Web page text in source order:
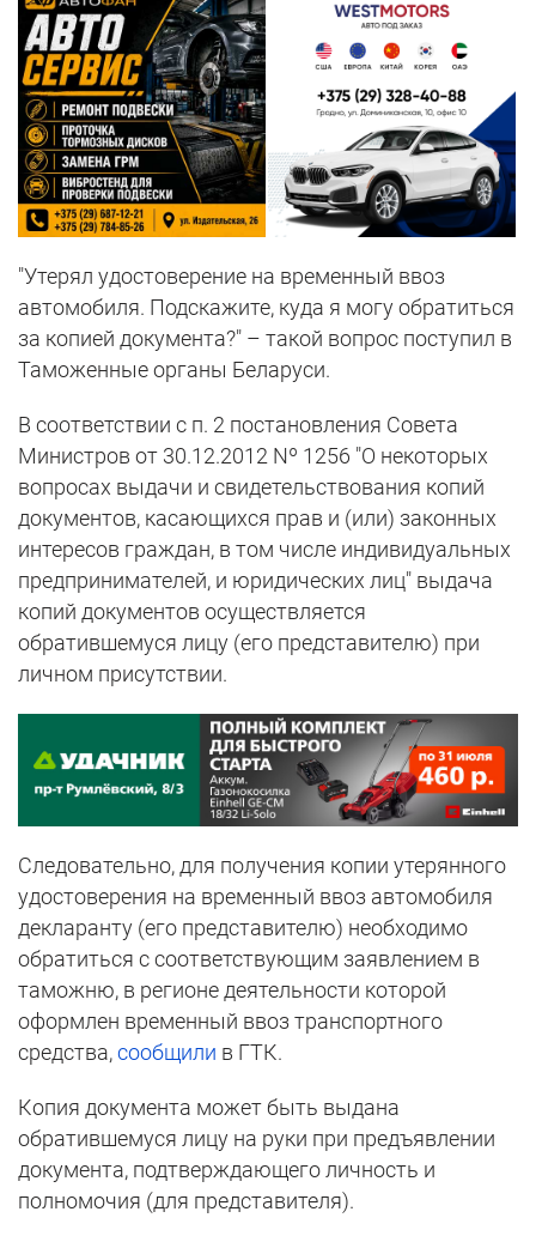
"Утерял удостоверение на временный ввоз
автомобиля. Подскажите, куда я могу обратиться
за копией документа?" – такой вопрос поступил в
Таможенные органы Беларуси.
В соответствии с п. 2 постановления Совета
Министров от 30.12.2012 Nº 1256 "О некоторых
вопросах выдачи и свидетельствования копий
документов, касающихся прав и (или) законных
интересов граждан, в том числе индивидуальных
предпринимателей, и юридических лиц" выдача
копий документов осуществляется
обратившемуся лицу (его представителю) при
личном присутствии.
Следовательно, для получения копии утерянного
удостоверения на временный ввоз автомобиля
декларанту (его представителю) необходимо
обратиться с соответствующим заявлением в
таможню, в регионе деятельности которой
оформлен временный ввоз транспортного
средства,сообщили в ГТК.
Копия документа может быть выдана
обратившемуся лицу на руки при предъявлении
документа, подтверждающего личность и
полномочия (для представителя).